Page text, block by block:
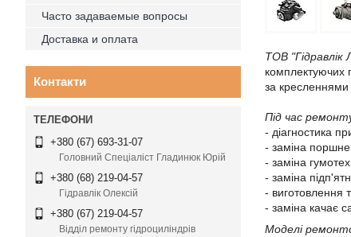
ТОВ "Гідравлік
комплектуючих
за кресленнями
Під час
- діагностика
- заміна
- заміна
- заміна
- виготовлення
- заміна качає
Моделі
Часто задаваемые вопросы
Доставка и оплата
Контакти
+380 (67) 693-31-07
Головний Спеціаліст Гладинюк Юрій
+380 (68) 219-04-57
Гідравлік Олексій
+380 (67) 219-04-57
Відділ ремонту гідроциліндрів